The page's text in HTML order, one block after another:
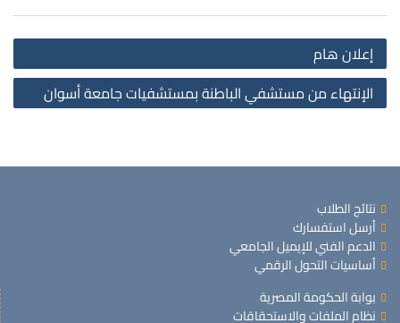
إعلان هام
الإنتهاء من مستشفي الباطنة بمستشفيات جامعة أسوان
نتائج الطلاب
أرسل استفسارك
الدعم الفني للإيميل الجامعي
أساسيات التحول الرقمي
بوابة الحكومة المصرية
نظام الملفات والاستحقاقات